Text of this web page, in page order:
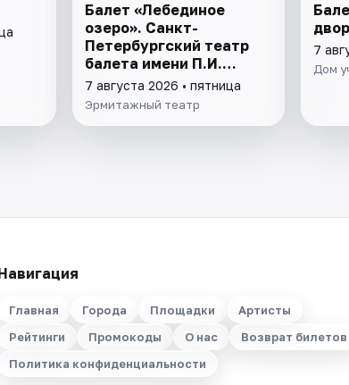
Балет «Лебединое
озеро». Санкт-
Петербургский театр
балета имени П.И.
Чайковского
7 августа 2026 • пятница
Эрмитажный театр
7
Дом
Главная Города Площадки
Артисты
Рейтинги
Промокоды О нас
Возврат билетов
Политика конфиденциальности